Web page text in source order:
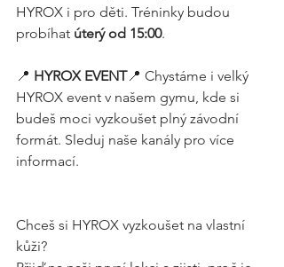
HYROX i pro děti. Tréninky budou
probíhat úterý od 15:00.
📍 HYROX EVENT📍 Chystáme i velký
HYROX event v našem gymu, kde si
budeš moci vyzkoušet plný závodní
formát. Sleduj naše kanály pro více
informací.
Chceš si HYROX vyzkoušet na vlastní
kůži?